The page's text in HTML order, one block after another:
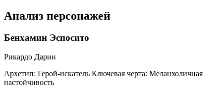
Анализ персонажей
Бенхамин Эспосито
Рикардо Дарин
Архетип: Герой-искатель Ключевая черта: Меланхоличная
настойчивость